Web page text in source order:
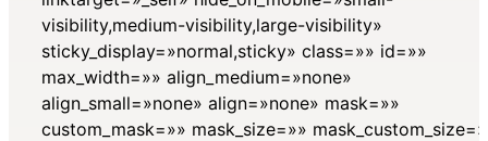
visibility,medium-visibility,large-visibility»
sticky_display=»normal,sticky» class=»» id=»»
max_width=»» align_medium=»none»
align_small=»none» align=»none» mask=»»
custom_mask=»» mask_size=»»